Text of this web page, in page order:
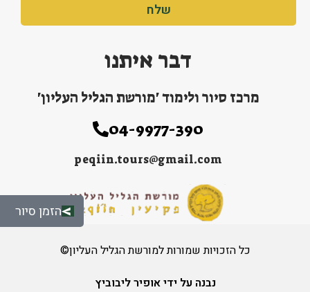
שלח
דבר איתנו
מרכז סיור ולימוד 'מורשת הגליל העליון'
04-9977-390
peqiin.tours@gmail.com
כל הזכויות שמורות למורשת הגליל העליון©
נבנה על ידי אופיר ליבוביץ
הזמן סיור